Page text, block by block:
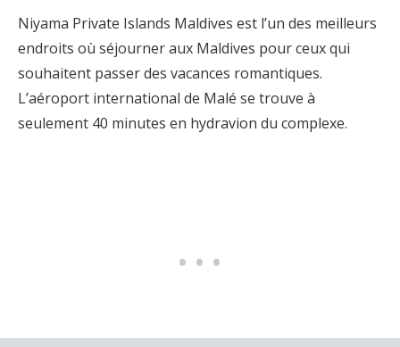
Niyama Private Islands Maldives est l’un des meilleurs
endroits où séjourner aux Maldives pour ceux qui
souhaitent passer des vacances romantiques.
L’aéroport international de Malé se trouve à
seulement 40 minutes en hydravion du complexe.